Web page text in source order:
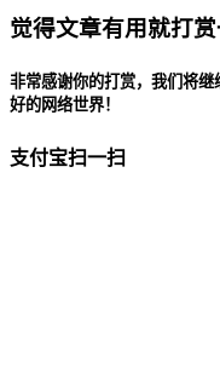
觉得文章有用就打
非常感谢你的打赏，我们将
好的网络世界！
支付宝扫一扫